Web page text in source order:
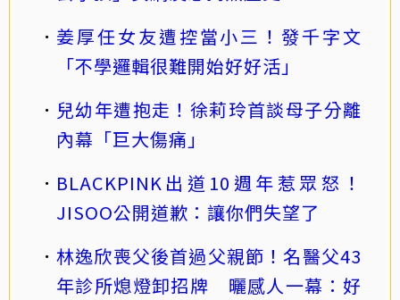
姜厚任女友遭控當小三！發千字文
「不學邏輯很難開始好好活」
兒幼年遭抱走！徐莉玲首談母子分離
內幕「巨大傷痛」
BLACKPINK出道10週年惹眾怒！
JISOO公開道歉：讓你們失望了
林逸欣喪父後首過父親節！名醫父43
年診所熄燈卸招牌 曬感人一幕：好